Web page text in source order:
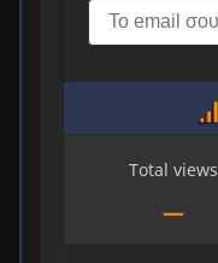
Total views
—